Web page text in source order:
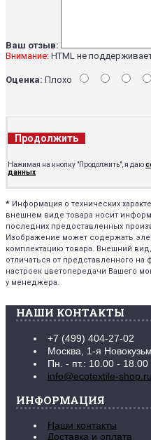
Ваш отзыв:
Внимание: HTML не
Оценка: Плохо
Продолжить
Нажимая на кнопку "Продолжить", я даю
данных
* Информация о технических
внешнем виде товара носит
последних предоставленных
Изображение может содержать
комплектацию товара. Внешний
отличаться от представленного на
настроек цветопередачи Вашего
у менеджера.
НАШИ КОНТАКТЫ
+7 (499) 404-27-02
Москва, 1-я
Пн. - пт.: 10.00 - 18.00
info@ecotextile-shop.ru
ИНФОРМАЦИЯ
Наши контакты
Доставка и оплата